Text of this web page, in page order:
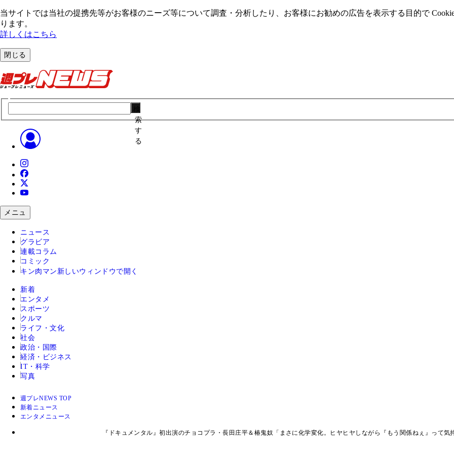
当サイトでは当社の提携先等がお客様のニーズ等について調査・分析したり、お客様にお勧めの広告を表⽰する⽬的で
ります。
詳しくはこちら
閉じる
索
す
る
メニュ
ニュース
グラビア
連載コラム
コミック
キン肉マン 新しいウィンドウで開く
新着
エンタメ
スポーツ
クルマ
ライフ・文化
社会
政治・国際
経済・ビジネス
IT・科学
写真
週プレNEWS TOP
新着ニュース
エンタメニュース
『ドキュメンタル』初出演のチョコプラ・長田庄平＆椿鬼奴「まさに化学変化。ヒヤヒヤしながら『もう関係ねぇ』って気